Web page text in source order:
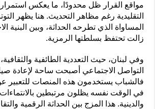
مواقع القرار ظل محدودًا، ما يعكس استمرار
التقليدية رغم مظاهر التحديث. هنا يظهر
المساواة الذي تطرحه الحداثة، وبين البنية
زالت تحتفظ بسلطتها الرمزية.
وفي لبنان، حيث التعددية الطائفية
التواصل الاجتماعي أصبحت ساحة لإعادة
فالشباب يستخدمون هذه المنصات للتعبير
في الوقت نفسه يظلون مرتبطين بالانتماءات
والدينية. هذا المزج بين الحداثة الرقمية